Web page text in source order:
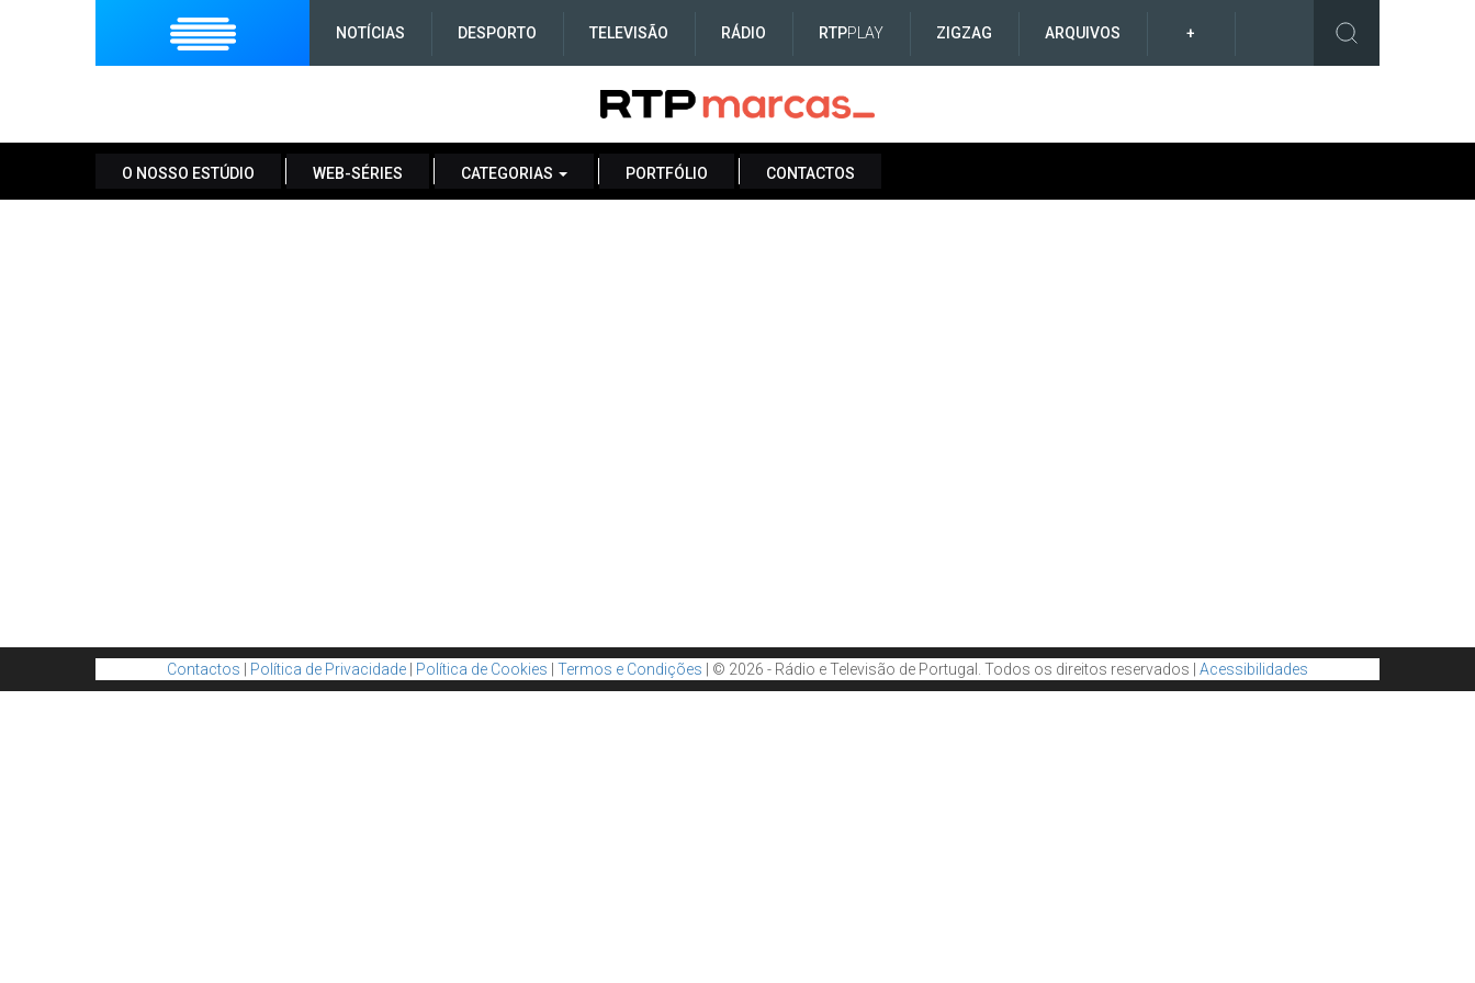
NOTÍCIAS DESPORTO TELEVISÃO RÁDIO RTPPLAY ZIGZAG ARQUIVOS +
O NOSSO ESTÚDIO WEB-SÉRIES CATEGORIAS PORTFÓLIO CONTACTOS
Contactos Política de Privacidade Política de Cookies Termos e Condições | © 2026 - Rádio e Televisão de Portugal. Todos os direitos reservados | Acessibilidades